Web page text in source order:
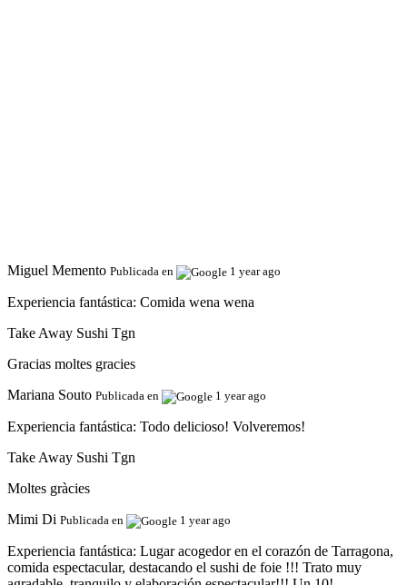
Miguel Memento Publicada en 1 year ago
Experiencia fantástica: Comida wena wena
Take Away Sushi Tgn
Gracias moltes gracies
Mariana Souto Publicada en 1 year ago
Experiencia fantástica: Todo delicioso! Volveremos!
Take Away Sushi Tgn
Moltes gràcies
Mimi Di Publicada en 1 year ago
Experiencia fantástica: Lugar acogedor en el corazón de Tarragona,
comida espectacular, destacando el sushi de foie !!! Trato muy